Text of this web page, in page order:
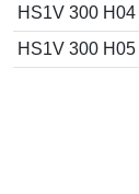
HS1V 300 H04
HS1V 300 H05